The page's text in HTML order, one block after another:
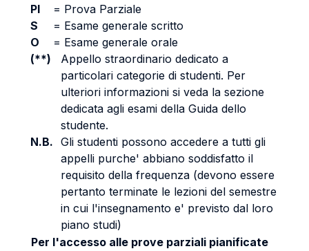
PI
= Prova Parziale
S
= Esame generale scritto
O
= Esame generale orale
(**)
Appello straordinario dedicato a
particolari categorie di studenti. Per
ulteriori informazioni si veda la sezione
dedicata agli esami della Guida dello
studente.
N.B. Gli studenti possono accedere a tutti gli
appelli purche' abbiano soddisfatto il
requisito della frequenza (devono essere
pertanto terminate le lezioni del semestre
in cui l'insegnamento e' previsto dal loro
piano studi)
Per l'accesso alle prove parziali pianificate